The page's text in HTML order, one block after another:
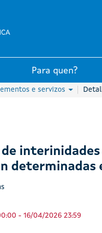
Para quen?
e servizos
determinadas
- 16/04/2026 23:59